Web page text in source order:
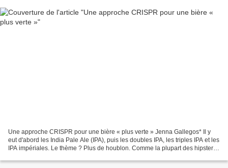
Une approche CRISPR pour une bière « plus verte » Jenna Gallegos* Il y
eut d'abord les India Pale Ale (IPA), puis les doubles IPA, les triples IPA et les
IPA impériales. Le thème ? Plus de houblon. Comme la plupart des hipsters,